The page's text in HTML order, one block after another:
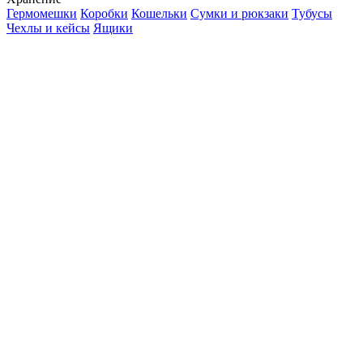
Гермомешки Коробки Кошельки Сумки и рюкзаки Тубусы
Чехлы и кейсы Ящики